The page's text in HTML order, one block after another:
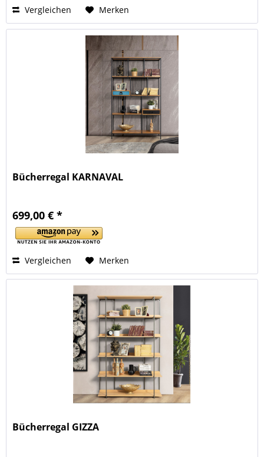
Vergleichen Merken
Bücherregal KARNAVAL
699,00 € *
Vergleichen Merken
Bücherregal GIZZA